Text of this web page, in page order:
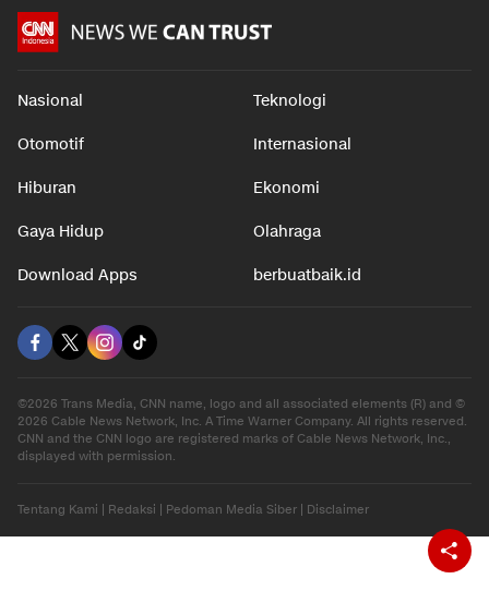
Nasional Teknologi
Otomotif Internasional
Hiburan Ekonomi
Gaya Hidup Olahraga
Download Apps berbuatbaik.id
©2026 Trans Media, CNN name, logo and all associated elements (R) and ©
2026 Cable News Network, Inc. A Time Warner Company. All rights reserved.
CNN and the CNN logo are registered marks of Cable News Network, Inc.,
displayed with permission.
Tentang Kami | Redaksi | Pedoman Media Siber | Disclaimer